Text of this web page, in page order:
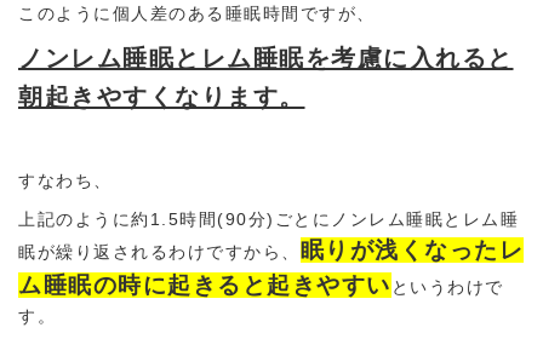
このように個人差のある睡眠時間ですが、
ノンレム睡眠とレム睡眠を考慮に入れると
朝起きやすくなります。
すなわち、
上記のように約1.5時間(90分)ごとにノンレム睡眠とレム睡
眠が繰り返されるわけですから、 眠りが浅くなったレ
ム睡眠の時に起きると起きやすい というわけで
す。